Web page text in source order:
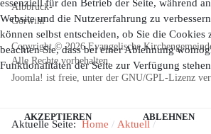
Copyright © 2026 Evangelische
Alle Rechte vorbehalten.
Joomla! ist freie, unter der GNU/GPL-Lizenz
Aktuelle Seite: Home Aktuell
essenziell für den Betrieb der Seite, während
Website und die Nutzererfahrung zu
können selbst entscheiden, ob Sie die Cookies
beachten Sie, dass bei einer Ablehnung
Funktionalitäten der Seite zur Verfügung
AKZEPTIEREN ABLEHNEN